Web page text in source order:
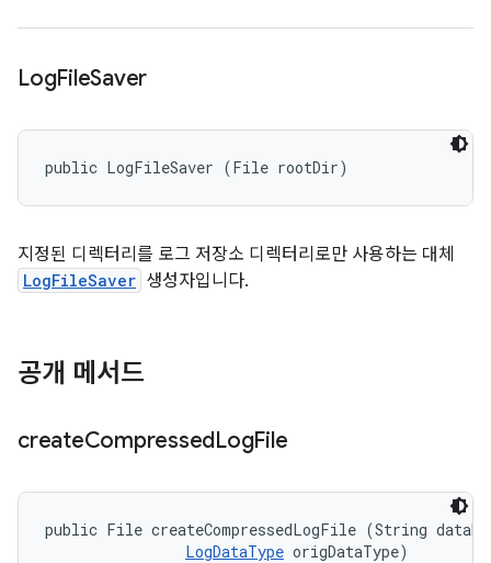
LogFileSaver
public LogFileSaver (File rootDir)
지정된 디렉터리를 로그 저장소 디렉터리로만 사용하는 대체
LogFileSaver 생성자입니다.
공개 메서드
createCompressedLogFile
public File createCompressedLogFile (String
LogDataType origDataType)